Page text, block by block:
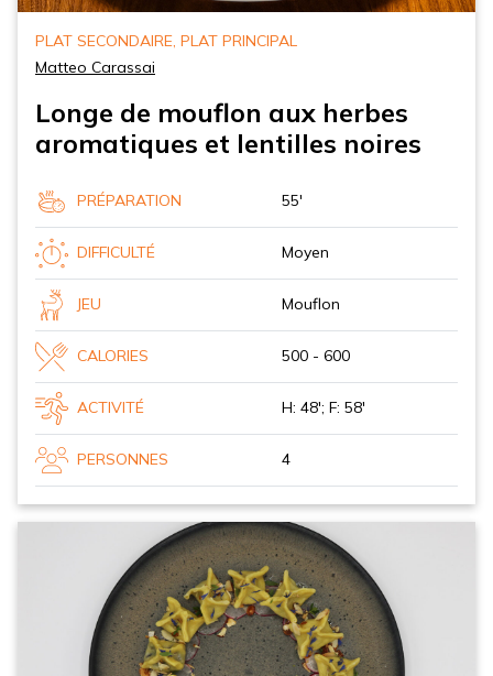
PLAT SECONDAIRE, PLAT PRINCIPAL
Matteo Carassai
Longe de mouflon aux herbes
aromatiques et lentilles noires
PRÉPARATION 55'
DIFFICULTÉ Moyen
JEU Mouflon
CALORIES 500 - 600
ACTIVITÉ H: 48'; F: 58'
PERSONNES 4